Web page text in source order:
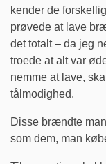
kender de
prøvede at lave
det totalt – da jeg
troede at alt var
nemme at lave,
tålmodighed.
Disse brændte
som dem, man